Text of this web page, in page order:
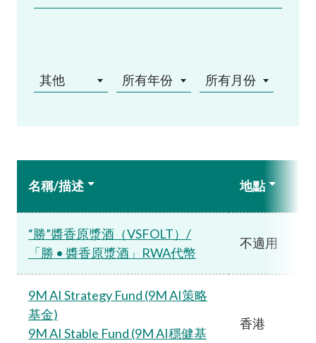
其他 所有年份 所有月份
名稱/描述 地點
“勝”醬香原漿酒（VSFOLT）/
「勝 • 醬香原漿酒」RWA代幣
不適用
9M AI Strategy Fund (9M AI策略
基金)
9M AI Stable Fund (9M AI穩健基
香港